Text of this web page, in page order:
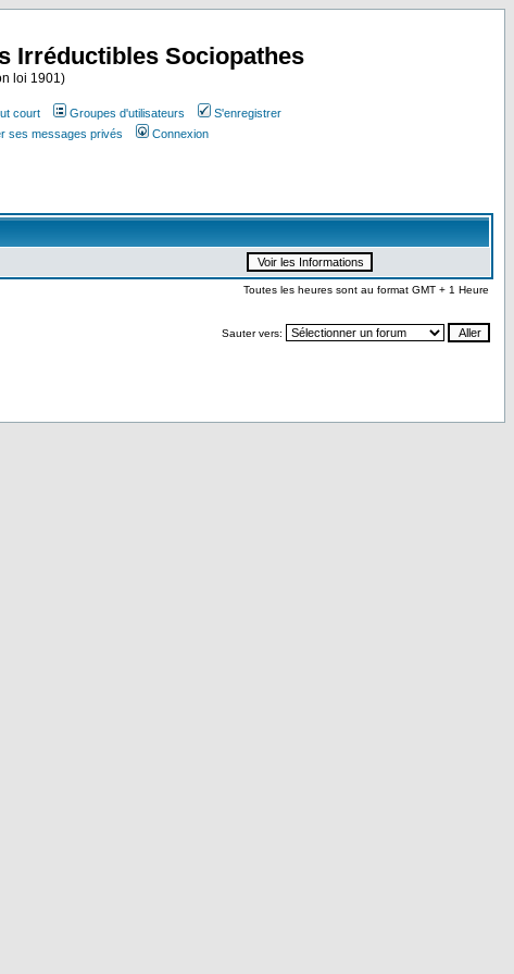
Irréductibles Sociopathes
loi 1901)
court Groupes d'utilisateurs
S'enregistrer
ses messages privés Connexion
Toutes les heures sont au format GMT + 1 Heure
Sauter vers: